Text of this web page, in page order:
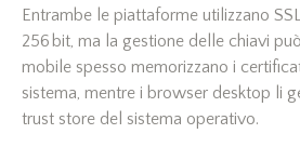
Entrambe le piattaforme utilizzano
256 bit, ma la gestione delle chiavi
mobile spesso memorizzano i
sistema, mentre i browser desktop li
trust store del sistema operativo.